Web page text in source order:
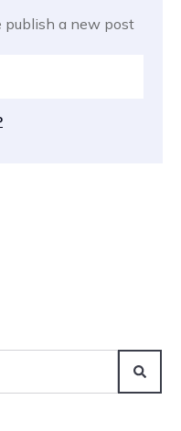
publish a new post